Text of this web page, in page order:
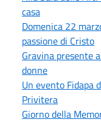
casa
Domenica 22
passione di Cristo
Gravina presente
donne
Un evento Fidapa
Privitera
Giorno della